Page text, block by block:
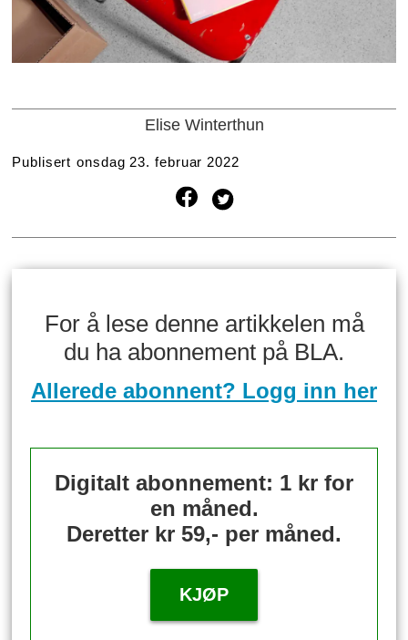
Elise Winterthun
Publisert onsdag 23. februar 2022
For å lese denne artikkelen må
du ha abonnement på BLA.
Allerede abonnent? Logg inn her
Digitalt abonnement: 1 kr for
en måned.
Deretter kr 59,- per måned.
KJØP